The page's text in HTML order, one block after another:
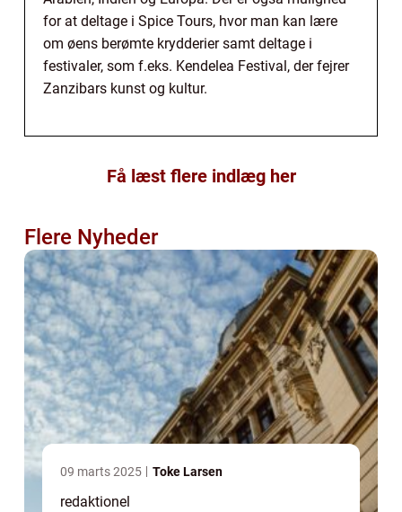
for at deltage i Spice Tours, hvor man kan lære
om øens berømte krydderier samt deltage i
festivaler, som f.eks. Kendelea Festival, der fejrer
Zanzibars kunst og kultur.
Få læst flere indlæg her
Flere Nyheder
09 marts 2025 Toke Larsen
redaktionel